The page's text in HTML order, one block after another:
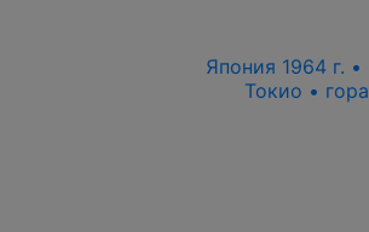
Япония 1964 г.
Токио •